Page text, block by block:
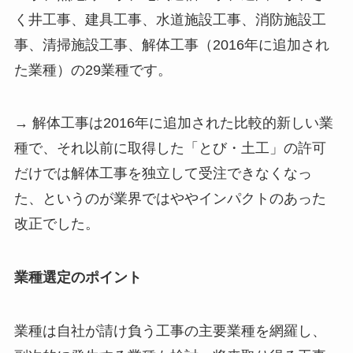
く井工事、建具工事、水道施設工事、消防施設工
事、清掃施設工事、解体工事（2016年に追加され
た業種）の29業種です。
→ 解体工事は2016年に追加された比較的新しい業
種で、それ以前に取得した「とび・土工」の許可
だけでは解体工事を独立して受注できなくなっ
た、というのが業界ではややインパクトのあった
改正でした。
業種選定のポイント
業種は自社が請け負う工事の主要業種を網羅し、